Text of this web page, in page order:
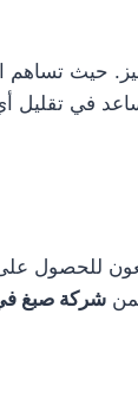
حيث تساهم
في تقليل
للحصول
شركة صبغ